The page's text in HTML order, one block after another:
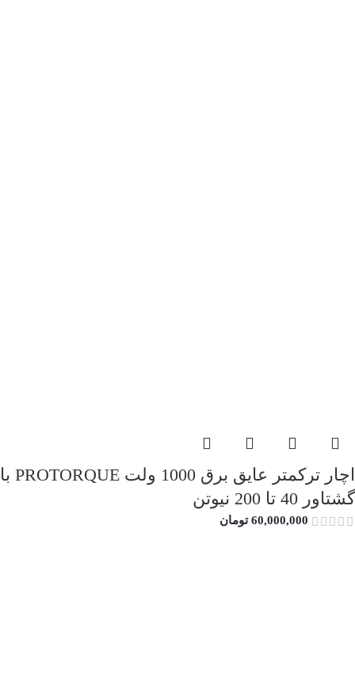
اچار ترکمتر عایق برق 1000 ولت PROTORQUE با
گشتاور 40 تا 200 نیوتن
60,000,000 تومان